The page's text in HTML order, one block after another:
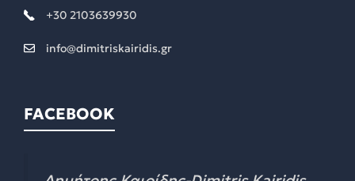
+30 2103639930
info@dimitriskairidis.gr
FACEBOOK